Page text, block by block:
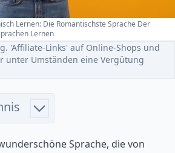
Lernen
'Affiliate-Links' auf Online-Shops und
unter Umständen eine Vergütung
Sprache, die von